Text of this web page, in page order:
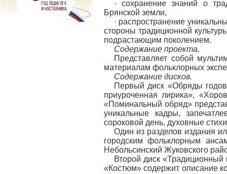
· сохранение знаний о
Брянской земли,
· распространение
стороны традиционной
подрастающим поколением.
Содержание проекта.
Представляет собой
материалам фольклорных
Содержание дисков.
Первый диск «Обряды
приуроченная лирика»,
«Поминальный обряд»
уникальные кадры,
сороковой день, духовные
Один из разделов издания
городским фольклорным
Небольсинский Жуковского
Второй диск «Традиционный
«Костюм» содержит описание